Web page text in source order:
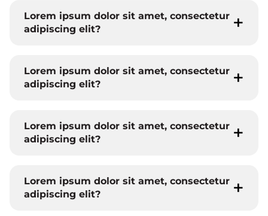
Lorem ipsum dolor sit amet, consectetur
adipiscing elit?
Lorem ipsum dolor sit amet, consectetur
adipiscing elit?
Lorem ipsum dolor sit amet, consectetur
adipiscing elit?
Lorem ipsum dolor sit amet, consectetur
adipiscing elit?